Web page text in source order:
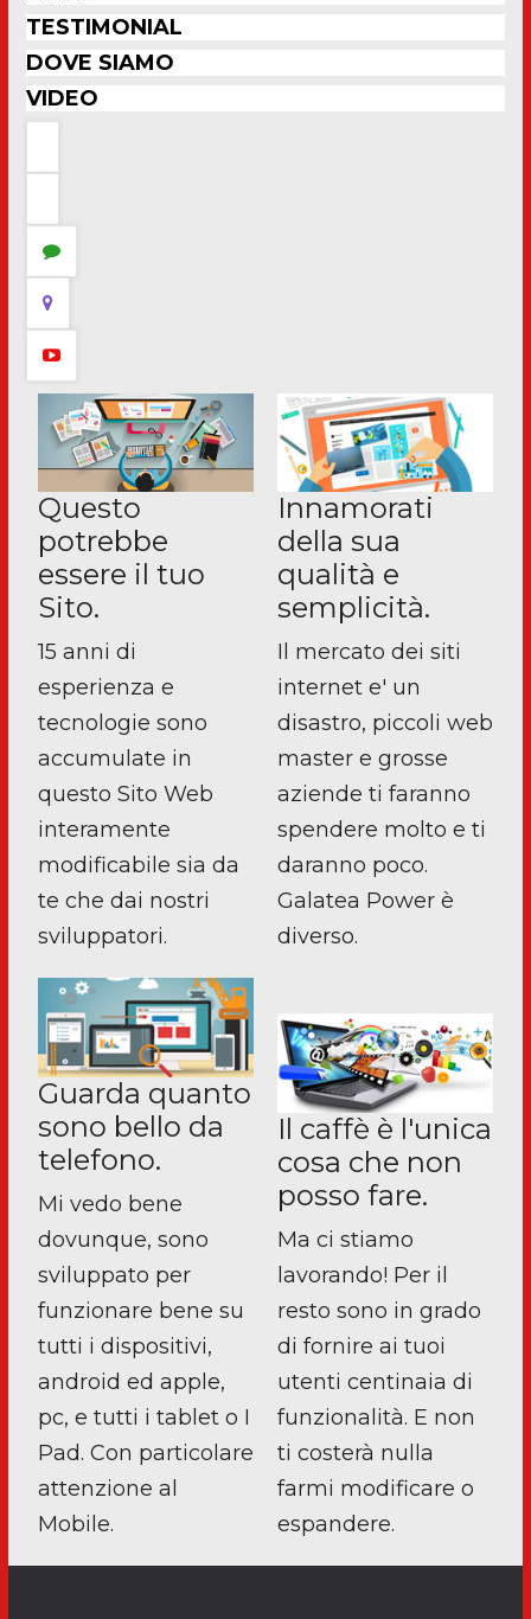
TESTIMONIAL
DOVE SIAMO
VIDEO
Questo
potrebbe
essere il tuo
Sito.
15 anni di
esperienza e
tecnologie sono
accumulate in
questo Sito Web
interamente
modificabile sia da
te che dai nostri
sviluppatori.
Innamorati
della sua
qualità e
semplicità.
Il mercato dei siti
internet e' un
disastro, piccoli web
master e grosse
aziende ti faranno
spendere molto e ti
daranno poco.
Galatea Power è
diverso.
Guarda quanto
sono bello da
telefono.
Mi vedo bene
dovunque, sono
sviluppato per
funzionare bene su
tutti i dispositivi,
android ed apple,
pc, e tutti i tablet o I
Pad. Con particolare
attenzione al
Mobile.
Il caffè è l'unica
cosa che non
posso fare.
Ma ci stiamo
lavorando! Per il
resto sono in grado
di fornire ai tuoi
utenti centinaia di
funzionalità. E non
ti costerà nulla
farmi modificare o
espandere.